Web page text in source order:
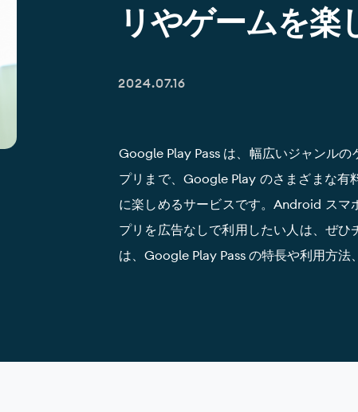
リやゲームを楽
2024.07.16
Google Play Pass は、幅広いジャンル
プリまで、Google Play のさまざまな有
に楽しめるサービスです。Android スマ
プリを広告なしで利用したい人は、ぜ
は、Google Play Pass の特長や利用方法